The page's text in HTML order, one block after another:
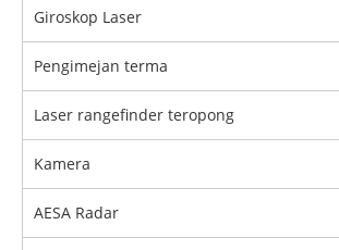
Giroskop Laser
Pengimejan terma
Laser rangefinder teropong
Kamera
AESA Radar